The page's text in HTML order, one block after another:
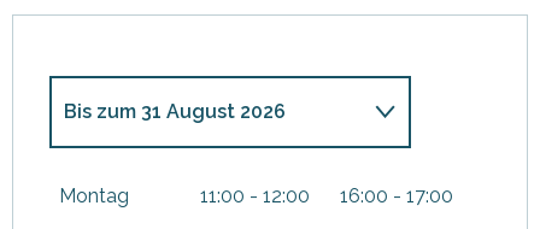
März 2026
Bis zum 31 August 2026
Montag 11:00 - 12:00 16:00 - 17:00